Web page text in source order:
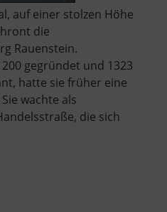
auf einer stolzen Höhe
die
Rauenstein.
gegründet und 1323
hatte sie früher eine
wachte als
die sich